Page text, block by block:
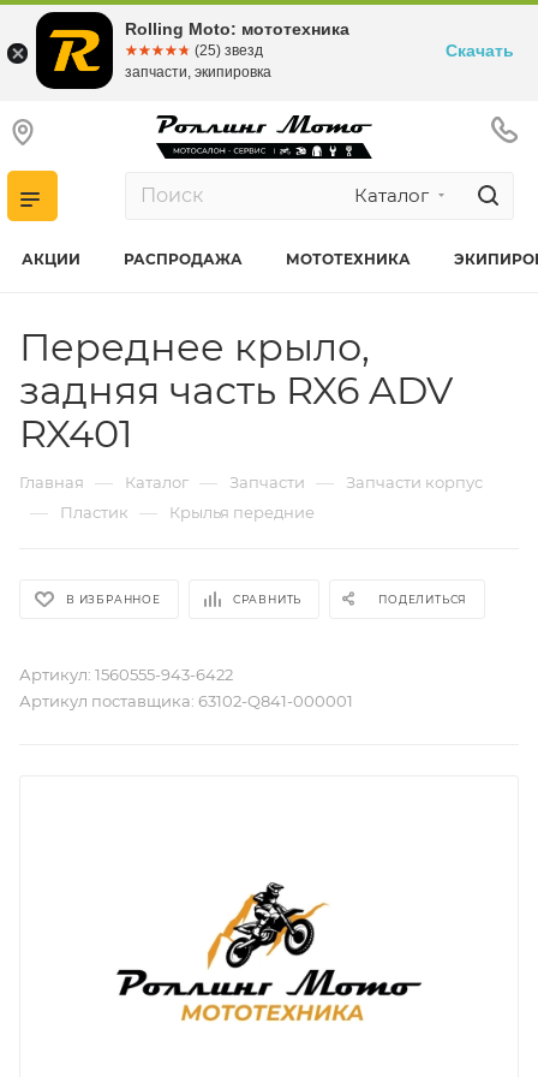
Каталог
АКЦИИ РАСПРОДАЖА МОТОТЕХНИКА
Переднее крыло,
задняя часть RX6 ADV
RX401
Главная — Каталог — Запчасти — Запчасти корпус
— Пластик — Крылья передние
В ИЗБРАННОЕ СРАВНИТЬ ПОДЕЛИТЬСЯ
Артикул: 1560555-943-6422
Артикул поставщика: 63102-Q841-000001
Rolling Moto: мототехника
☆☆☆☆☆
★★★★★ (25) звезд
запчасти, экипировка
Скачать